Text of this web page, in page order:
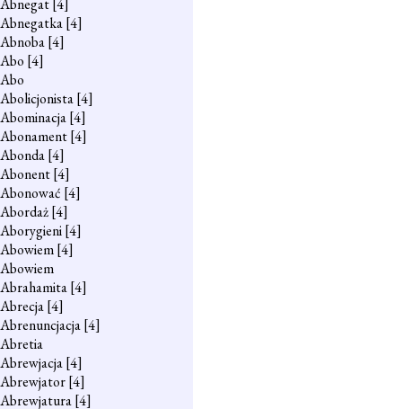
Abnegat[4]
Abnegatka[4]
Abnoba[4]
Abo [4]
Abo
Abolicjonista[4]
Abominacja[4]
Abonament[4]
Abonda[4]
Abonent[4]
Abonować [4]
Abordaż[4]
Aborygieni[4]
Abowiem[4]
Abowiem
Abrahamita[4]
Abrecja[4]
Abrenuncjacja[4]
Abretia
Abrewjacja[4]
Abrewjator[4]
Abrewjatura[4]